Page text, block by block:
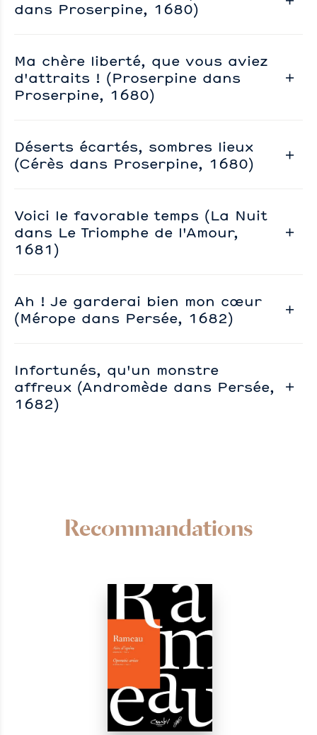
dans Proserpine, 1680)
Ma chère liberté, que vous aviez
d'attraits ! (Proserpine dans
Proserpine, 1680)
Déserts écartés, sombres lieux
(Cérès dans Proserpine, 1680)
Voici le favorable temps (La Nuit
dans Le Triomphe de l'Amour,
1681)
Ah ! Je garderai bien mon cœur
(Mérope dans Persée, 1682)
Infortunés, qu'un monstre
affreux (Andromède dans Persée,
1682)
Recommandations